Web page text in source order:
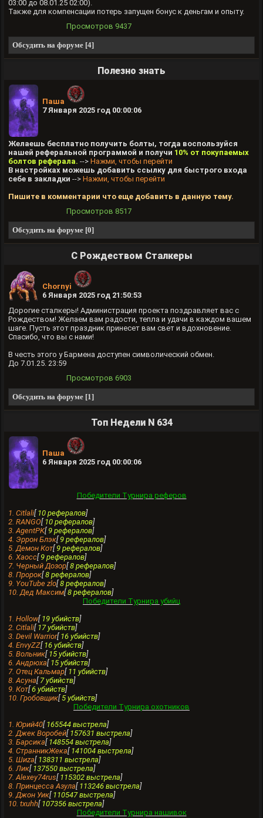
03:00 до 08.01.25 02:00).
Также для компенсации потерь запущен бонус к деньгам и опыту.
Просмотров 9437
Обсудить на форуме [4]
Полезно знать
Паша
7 Января 2025 год 00:00:06
Желаешь бесплатно получить болты, тогда воспользуйся
нашей реферальной программой и получи 10% от покупаемых
болтов реферала. --> Нажми, чтобы перейти
В настройках можешь добавить ссылку для быстрого входа
себе в закладки --> Нажми, чтобы перейти
Пишите в комментарии что еще добавить в данную тему.
Просмотров 8517
Обсудить на форуме [0]
С Рождеством Сталкеры
Chornyi
6 Января 2025 год 21:50:53
Дорогие сталкеры! Администрация проекта поздравляет вас с
Рождеством! Желаем вам радости, тепла и удачи в каждом вашем
шаге. Пусть этот праздник принесет вам свет и вдохновение.
Спасибо, что вы с нами!
В честь этого у Бармена доступен символический обмен.
До 7.01.25. 23:59
Просмотров 6903
Обсудить на форуме [1]
Топ Недели N 634
Паша
6 Января 2025 год 00:00:06
Победители Турнира реферов
1. Citlali[ 10 рефералов]
2. RANGO[ 10 рефералов]
3. AgentPK[ 9 рефералов]
4. Эррон Блэк[ 9 рефералов]
5. Демон Кот[ 9 рефералов]
6. Хаосс[ 9 рефералов]
7. Черный Дозор[ 8 рефералов]
8. Пpopoк[ 8 рефералов]
9. YouTube zlo[ 8 рефералов]
10. Дед Максим[ 8 рефералов]
Победители Турнира убийц
1. Hollow[ 19 убийств]
2. Citlali[ 17 убийств]
3. Devil Warrior[ 16 убийств]
4. EnvyZZ[ 16 убийств]
5. Вольник[ 15 убийств]
6. Андрюха[ 15 убийств]
7. Отец Кальмар[ 11 убийств]
8. Асуна[ 7 убийств]
9. Кот[ 6 убийств]
10. Грoбовщик[ 5 убийств]
Победители Турнира охотников
1. Юрий40[ 165544 выстрела]
2. Джек Воробей[ 157631 выстрела]
3. Барсика[ 148554 выстрела]
4. СтранникЖека[ 141004 выстрела]
5. Шиza[ 138311 выстрела]
6. Лик[ 137550 выстрела]
7. Alexey74rus[ 115302 выстрела]
8. Принцесса Азула[ 113246 выстрела]
9. Джон Уик[ 110547 выстрела]
10. txuhh[ 107356 выстрела]
Победители Турнира нашивок